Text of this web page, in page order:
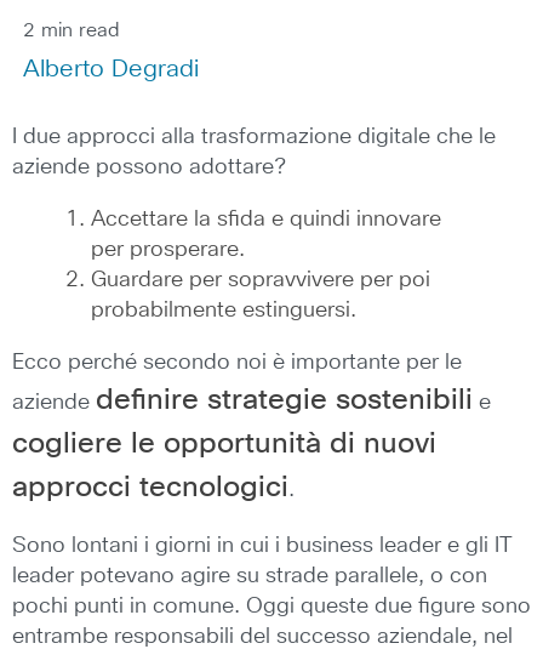
2 min read
Alberto Degradi
I due approcci alla trasformazione digitale che le
aziende possono adottare?
Accettare la sfida e quindi innovare
per prosperare.
Guardare per sopravvivere per poi
probabilmente estinguersi.
Ecco perché secondo noi è importante per le
aziende definire strategie sostenibili e
cogliere le opportunità di nuovi
approcci tecnologici.
Sono lontani i giorni in cui i business leader e gli IT
leader potevano agire su strade parallele, o con
pochi punti in comune. Oggi queste due figure sono
entrambe responsabili del successo aziendale, nel